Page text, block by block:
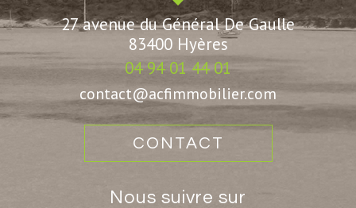
27 avenue du Général De Gaulle
83400 Hyères
04 94 01 44 01
contact@acfimmobilier.com
CONTACT
nous suivre sur